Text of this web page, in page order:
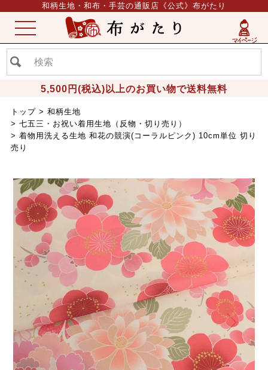
和柄生地・和布・手芸の通販店《公式》布がたり
5,500円(税込)以上のお買い物で送料無料
ME
NU
トップ
和柄生地
七五三・お祝い着用生地（反物・切り売り）
着物用洗える生地 和花の競演(コーラルピンク) 10cm単位 切り
売り